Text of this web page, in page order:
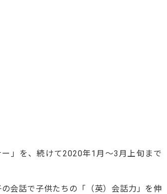
」を、続けて2020年1 月～3 月上旬まで
会話で子供たちの「（英）会話力」を伸